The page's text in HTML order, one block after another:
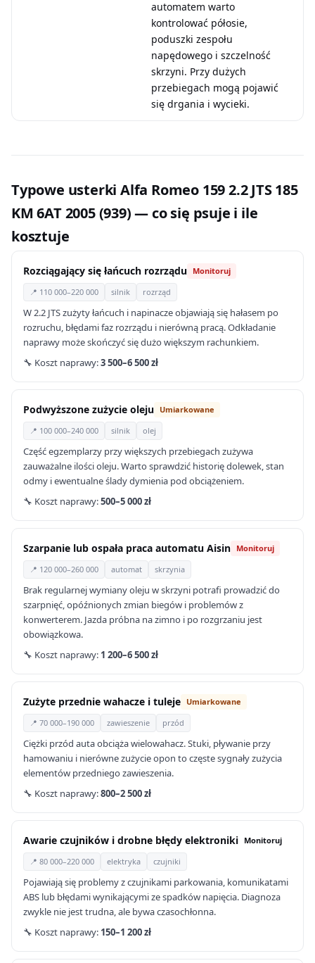
automatem warto
kontrolować półosie,
poduszki zespołu
napędowego i szczelność
skrzyni. Przy dużych
przebiegach mogą pojawić
się drgania i wycieki.
Typowe usterki Alfa Romeo 159 2.2 JTS 185
KM 6AT 2005 (939) — co się psuje i ile
kosztuje
Rozciągający się łańcuch rozrządu Monitoruj
📍 110 000–220 000 silnik rozrząd
W 2.2 JTS zużyty łańcuch i napinacze objawiają się hałasem po
rozruchu, błędami faz rozrządu i nierówną pracą. Odkładanie
naprawy może skończyć się dużo większym rachunkiem.
🔧 Koszt naprawy:3 500–6 500 zł
Podwyższone zużycie oleju Umiarkowane
📍 100 000–240 000 silnik olej
Część egzemplarzy przy większych przebiegach zużywa
zauważalne ilości oleju. Warto sprawdzić historię dolewek, stan
odmy i ewentualne ślady dymienia pod obciążeniem.
🔧 Koszt naprawy:500–5 000 zł
Szarpanie lub ospała praca automatu Aisin Monitoruj
📍 120 000–260 000 automat skrzynia
Brak regularnej wymiany oleju w skrzyni potrafi prowadzić do
szarpnięć, opóźnionych zmian biegów i problemów z
konwerterem. Jazda próbna na zimno i po rozgrzaniu jest
obowiązkowa.
🔧 Koszt naprawy: 1 200–6 500 zł
Zużyte przednie wahacze i tuleje Umiarkowane
📍 70 000–190 000 zawieszenie przód
Ciężki przód auta obciąża wielowahacz. Stuki, pływanie przy
hamowaniu i nierówne zużycie opon to częste sygnały zużycia
elementów przedniego zawieszenia.
🔧 Koszt naprawy:800–2 500 zł
Awarie czujników i drobne błędy elektroniki Monitoruj
📍 80 000–220 000 elektryka czujniki
Pojawiają się problemy z czujnikami parkowania, komunikatami
ABS lub błędami wynikającymi ze spadków napięcia. Diagnoza
zwykle nie jest trudna, ale bywa czasochłonna.
🔧 Koszt naprawy: 150–1 200 zł